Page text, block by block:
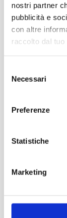
nostri partner
pubblicità e
con altre
raccolto dal
delNecessari
Preferenze
Statistiche
Marketing